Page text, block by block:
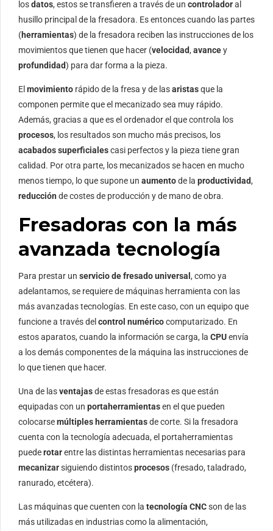
losdatos, estos se transfieren a través de un controladoral
husillo principal de la fresadora. Es entonces cuando las partes
(herramientas) de la fresadora reciben las instrucciones de los
movimientos que tienen que hacer (velocidad, avancey
profundidad) para dar forma a la pieza.
Elmovimiento rápido de la fresa y de lasaristasque la
componen permite que el mecanizado sea muy rápido.
Además, gracias a que es el ordenador el que controla los
procesos, los resultados son mucho más precisos, los
acabados superficialescasi perfectos y la pieza tiene gran
calidad. Por otra parte, los mecanizados se hacen en mucho
menos tiempo, lo que supone un aumentode la productividad,
reducción de costes de producción y de mano de obra.
Fresadoras con la más
avanzada tecnología
Para prestar un servicio de fresado universal , como ya
adelantamos, se requiere de máquinas herramienta con las
más avanzadas tecnologías. En este caso, con un equipo que
funcione a través del control numéricocomputarizado. En
estos aparatos, cuando la información se carga, la CPUenvía
a los demás componentes de la máquina las instrucciones de
lo que tienen que hacer.
Una de lasventajasde estas fresadoras es que están
equipadas con un portaherramientasen el que pueden
colocarsemúltiples herramientasde corte. Si la fresadora
cuenta con la tecnología adecuada, el portaherramientas
puederotarentre las distintas herramientas necesarias para
mecanizarsiguiendo distintosprocesos (fresado, taladrado,
ranurado, etcétera).
Las máquinas que cuenten con la tecnología CNCson de las
más utilizadas en industrias como la alimentación,